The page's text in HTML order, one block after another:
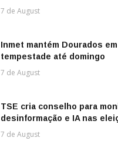
7 de August
Inmet mantém Dourados
tempestade até domingo
7 de August
TSE cria conselho para
desinformação e IA nas
7 de August